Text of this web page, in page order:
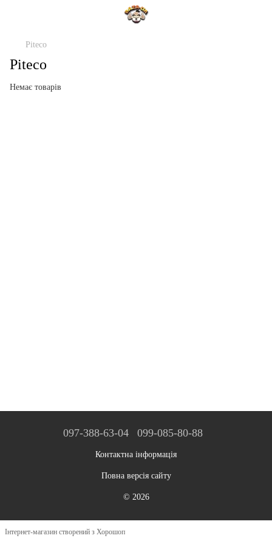
Piteco
Piteco
Немає товарів
097-388-63-04 099-085-80-88
Контактна інформація
Повна версія сайту
© 2026
Інтернет-магазин створений з Хорошоп